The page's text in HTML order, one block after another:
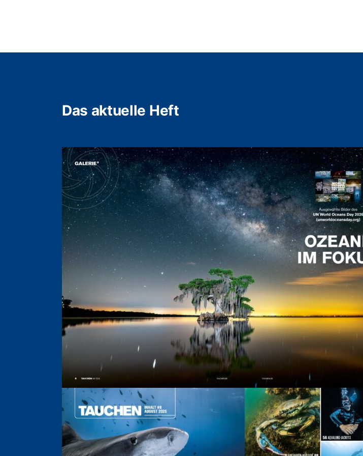
Das aktuelle Heft